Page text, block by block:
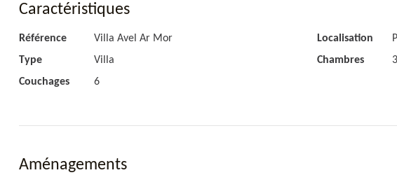
ue Mer et Piscine Ventilateur, TV, satellites français & américain, grands
Caractéristiques
Référence Villa Avel Ar Mor Localisation
Type
Villa Chambres
3
Couchages
6
Aménagements